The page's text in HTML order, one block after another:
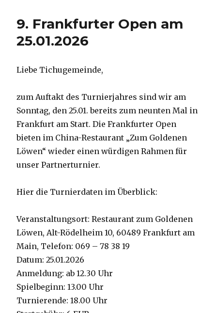
9. Frankfurter Open am
25.01.2026
Liebe Tichugemeinde,
zum Auftakt des Turnierjahres sind wir am
Sonntag, den 25.01. bereits zum neunten Mal in
Frankfurt am Start. Die Frankfurter Open
bieten im China-Restaurant „Zum Goldenen
Löwen“ wieder einen würdigen Rahmen für
unser Partnerturnier.
Hier die Turnierdaten im Überblick:
Veranstaltungsort: Restaurant zum Goldenen
Löwen, Alt-Rödelheim 10, 60489 Frankfurt am
Main, Telefon: 069 – 78 38 19
Datum: 25.01.2026
Anmeldung: ab 12.30 Uhr
Spielbeginn: 13.00 Uhr
Turnierende: 18.00 Uhr